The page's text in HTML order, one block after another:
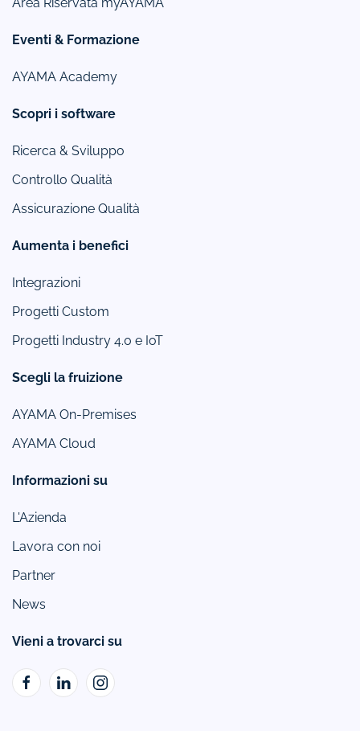
Eventi & Formazione
AYAMA Academy
Scopri i software
Ricerca & Sviluppo
Controllo Qualità
Assicurazione Qualità
Aumenta i benefici
Integrazioni
Progetti Custom
Progetti Industry 4.0 e IoT
Scegli la fruizione
AYAMA On-Premises
AYAMA Cloud
Informazioni su
L'Azienda
Lavora con noi
Partner
News
Vieni a trovarci su